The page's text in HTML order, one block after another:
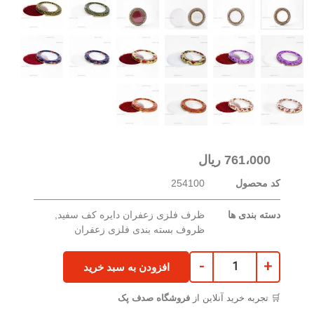
761،000 ریال
کد محصول 254100
دسته بندی ها ظرف فلزی زعفران دایره کف سفید,
ظروف بسته بندی فلزی زعفران
افزودن به سبد خرید +
-
🛒 تجربه خرید آنلاین از فروشگاه صدف پک